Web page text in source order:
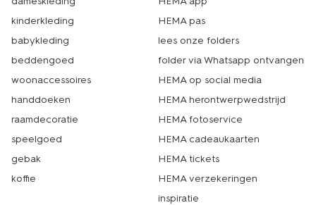
kinderkleding
babykleding
beddengoed
woonaccessoires
handdoeken
raamdecoratie
speelgoed
gebak
koffie
HEMA pas
lees onze folders
folder via Whatsapp ontvangen
HEMA op social media
HEMA herontwerpwedstrijd
HEMA fotoservice
HEMA cadeaukaarten
HEMA tickets
HEMA verzekeringen
inspiratie